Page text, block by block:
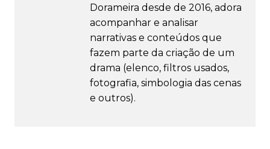
Dorameira desde de 2016, adora
acompanhar e analisar
narrativas e conteúdos que
fazem parte da criação de um
drama (elenco, filtros usados,
fotografia, simbologia das cenas
e outros).